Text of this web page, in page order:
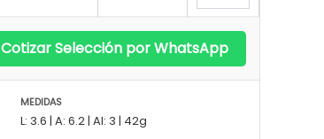
Cotizar Selección por WhatsApp
MEDIDAS
L: 3.6 | A: 6.2 | Al: 3 | 42g